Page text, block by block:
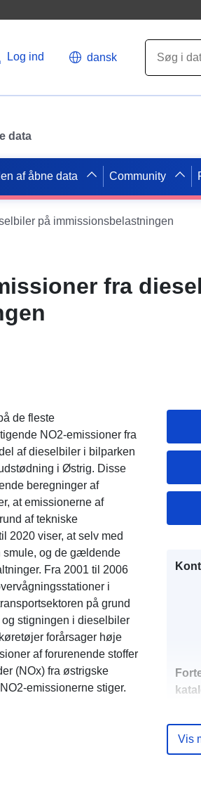
Log ind dansk
data
af åbne data Community
på immissionsbelastningen
fra
de fleste
NO2-emissioner fra
af dieselbiler i bilparken
i Østrig. Disse
beregninger af
at emissionerne af
af tekniske
2020 viser, at selv med
smule, og de gældende
Fra 2001 til 2006
i
på grund
stigningen i dieselbiler
forårsager høje
af forurenende stoffer
(NOx) fra østrigske
emissionerne stiger.
Vis